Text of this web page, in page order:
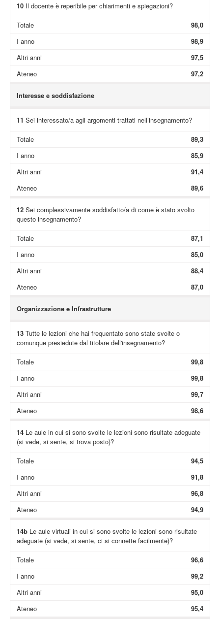
10Il docente è reperibile per chiarimenti e spiegazioni?
Totale
98,0
I anno
98,9
Altri anni
97,5
Ateneo
97,2
Interesse e soddisfazione
11 Sei interessato/a agli argomenti trattati nell’insegnamento?
Totale
89,3
I anno
85,9
Altri anni
91,4
Ateneo
89,6
12Sei complessivamente soddisfatto/a di come è stato svolto
questo insegnamento?
Totale
87,1
I anno
85,0
Altri anni
88,4
Ateneo
87,0
Organizzazione e Infrastrutture
13Tutte le lezioni che hai frequentato sono state svolte o
comunque presiedute dal titolare dell'insegnamento?
Totale
99,8
I anno
99,8
Altri anni
99,7
Ateneo
98,6
14Le aule in cui si sono svolte le lezioni sono risultate adeguate
(si vede, si sente, si trova posto)?
Totale
94,5
I anno
91,8
Altri anni
96,8
Ateneo
94,9
14bLe aule virtuali in cui si sono svolte le lezioni sono risultate
adeguate (si vede, si sente, ci si connette facilmente)?
Totale
96,6
I anno
99,2
Altri anni
95,0
Ateneo
95,4